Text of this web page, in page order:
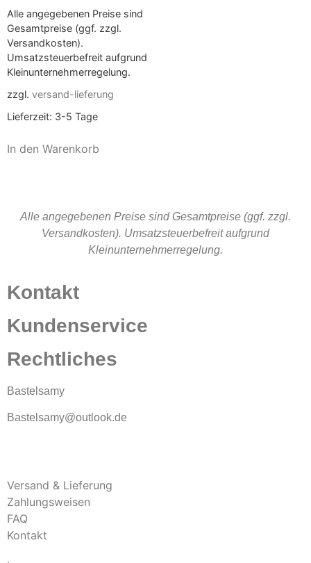
Alle angegebenen Preise sind
Gesamtpreise (ggf. zzgl.
Versandkosten).
Umsatzsteuerbefreit aufgrund
Kleinunternehmerregelung.
zzgl. versand-lieferung
Lieferzeit: 3-5 Tage
In den Warenkorb
Alle angegebenen Preise sind Gesamtpreise (ggf. zzgl.
Versandkosten). Umsatzsteuerbefreit aufgrund
Kleinunternehmerregelung.
Kontakt
Kundenservice
Rechtliches
Bastelsamy
Bastelsamy@outlook.de
Versand & Lieferung
Zahlungsweisen
FAQ
Kontakt